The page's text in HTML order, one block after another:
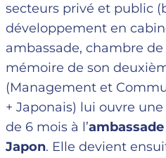
secteurs privé et public
développement en
ambassade, chambre
mémoire de son
(Management et
+ Japonais) lui ouvre
de 6 mois à l’
Japon. Elle devient